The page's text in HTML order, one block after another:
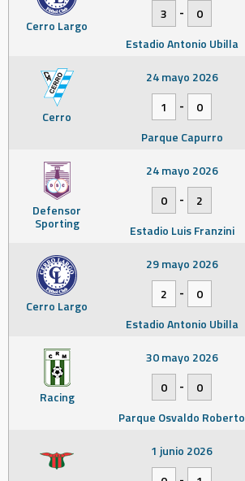
Cerro Largo
3
-
0
Estadio Antonio Ubilla
Cerro
24 mayo 2026
1
-
0
Parque Capurro
Defensor
Sporting
24 mayo 2026
0
-
2
Estadio Luis Franzini
Cerro Largo
29 mayo 2026
2
-
0
Estadio Antonio Ubilla
Racing
30 mayo 2026
0
-
0
Parque Osvaldo Roberto
1 junio 2026